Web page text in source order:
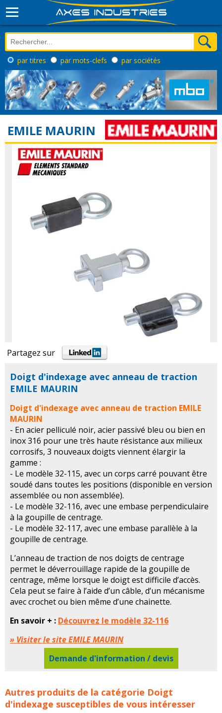
par titres par mots-clefs par sociétés
EMILE MAURIN
Partagez sur
Doigt d'indexage avec anneau de traction
EMILE MAURIN
Doigt d'indexage avec anneau de traction EMILE
MAURIN
- En acier pelliculé noir, acier passivé bleu ou bien en
inox 316 pour une très haute résistance aux milieux
corrosifs, 3 nouveaux doigts viennent élargir la
gamme :
- Le modèle 32-115, avec un corps carré pouvant être
soudé dans toutes les positions (disponible en version
assemblée ou non assemblée).
- Le modèle 32-116, avec une embase perpendiculaire
à la goupille de centrage.
- Le modèle 32-117, avec une embase parallèle à la
goupille de centrage.
L’anneau de traction de nos doigts de centrage
permet le déverrouillage rapide de la goupille de
centrage, même lorsque le doigt est difficile d’accès.
Cela peut se faire à l’aide d’un câble, d’un mécanisme
avec crochet ou bien même d’une chainette.
En savoir + : Découvrez le modèle 32-116
» Visiter le site EMILE MAURIN
Demande d'information / devis
Doigt d'indexage avec anneau de traction EMILE
MAURIN concerne les familles de produits :indexage
Autres produits de la catégorie Doigt
d'indexage susceptibles de vous intéresser